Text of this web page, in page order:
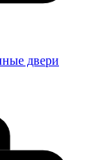
двери